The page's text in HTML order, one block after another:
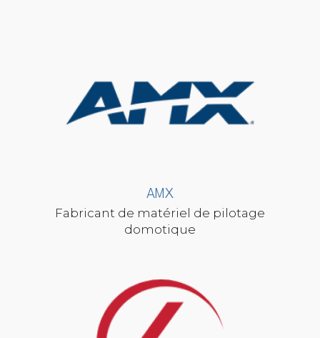
AMX
Fabricant de matériel de pilotage
domotique